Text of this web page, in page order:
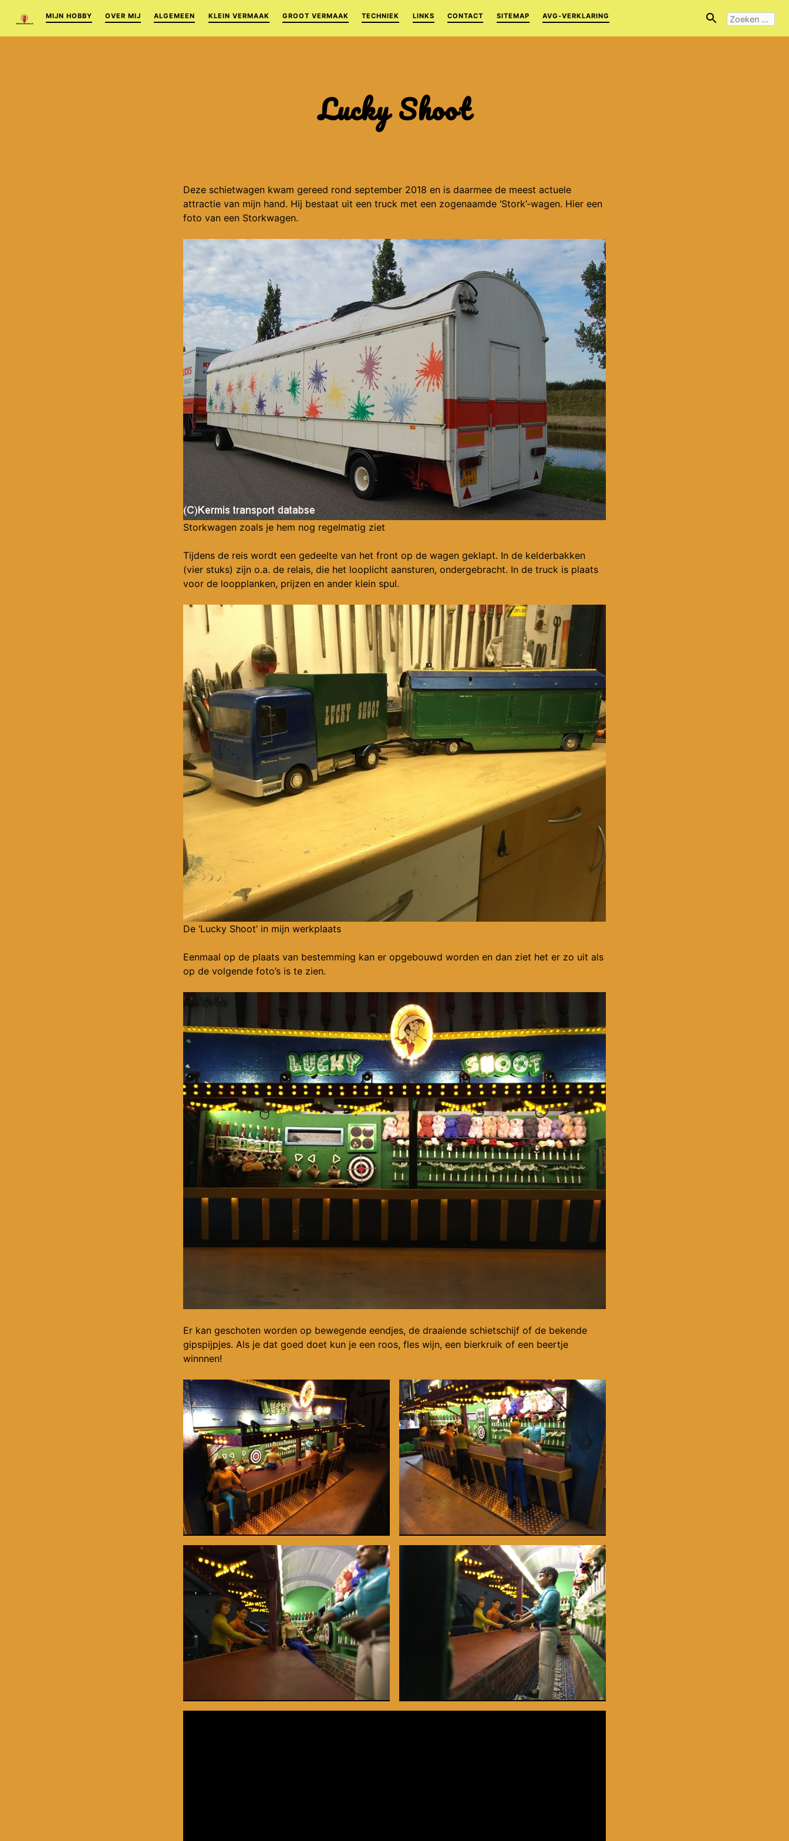
MIJN HOBBY OVER MIJ ALGEMEEN KLEIN VERMAAK GROOT VERMAAK TECHNIEK LINKS CONTACT SITEMAP AVG-VERKLARING ZOEKEN
NAAR:
Lucky Shoot
Deze schietwagen kwam gereed rond september 2018 en is daarmee de meest actuele
attractie van mijn hand. Hij bestaat uit een truck met een zogenaamde ‘Stork’-wagen. Hier een
foto van een Storkwagen.
Storkwagen zoals je hem nog regelmatig ziet
Tijdens de reis wordt een gedeelte van het front op de wagen geklapt. In de kelderbakken
(vier stuks) zijn o.a. de relais, die het looplicht aansturen, ondergebracht. In de truck is plaats
voor de loopplanken, prijzen en ander klein spul.
De ‘Lucky Shoot’ in mijn werkplaats
Eenmaal op de plaats van bestemming kan er opgebouwd worden en dan ziet het er zo uit als
op de volgende foto’s is te zien.
Er kan geschoten worden op bewegende eendjes, de draaiende schietschijf of de bekende
gipspijpjes. Als je dat goed doet kun je een roos, fles wijn, een bierkruik of een beertje
winnnen!